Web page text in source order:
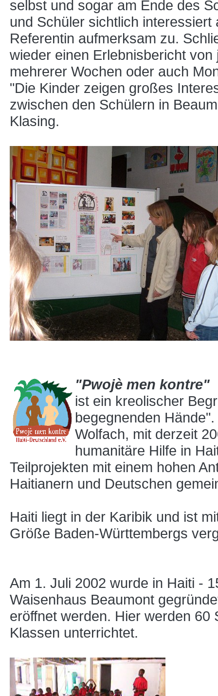
selbst und sogar am Ende des
und Schüler sichtlich
Referentin aufmerksam zu.
wieder einen Erlebnisbericht
mehrerer Wochen oder auch
"Die Kinder zeigen großes
zwischen den Schülern in
Klasing.
"Pwojè men kontre"
ist ein kreolischer
begegnenden
Wolfach, mit derzeit
humanitäre Hilfe in
Teilprojekten mit einem hohen
Haitianern und Deutschen
Haiti liegt in der Karibik und ist
Größe Baden-Württembergs
Am 1. Juli 2002 wurde in Haiti -
Waisenhaus Beaumont
eröffnet werden. Hier werden
Klassen unterrichtet.